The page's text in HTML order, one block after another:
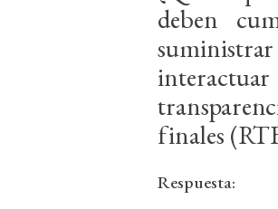
deben
finales
Respuesta: